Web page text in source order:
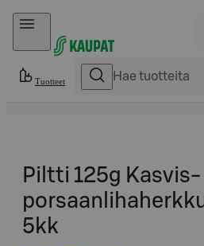
Hyppää sisältöön
Tuotteet
Piltti 125g Kasvis-
5kk